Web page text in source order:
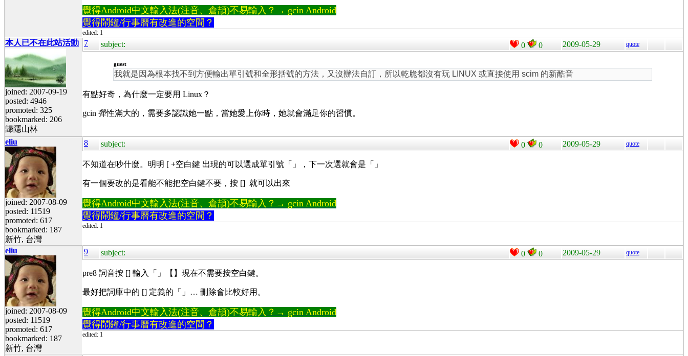
覺得Android中文輸入法(注音、倉頡)不易輸入？→ gcin Android
覺得鬧鐘/行事曆有改進的空間？
edited: 1
本人已不在此站活動
joined: 2007-09-19
posted: 4946
promoted: 325
bookmarked: 206
歸隱山林
7 subject: 0 0 2009-05-29 quote
guest
我就是因為根本找不到方便輸出單引號和全形括號的方法，又沒辦法自訂，所以乾脆都沒有玩 LINUX 或直接使用 scim 的新酷音
有點好奇，為什麼一定要用 Linux？
gcin 彈性滿大的，需要多認識她一點，當她愛上你時，她就會滿足你的習慣。
eliu
joined: 2007-08-09
posted: 11519
promoted: 617
bookmarked: 187
新竹, 台灣
8 subject: 0 0 2009-05-29 quote
不知道在吵什麼。明明 [ +空白鍵 出現的可以選成單引號「」，下一次選就會是「」
有一個要改的是看能不能把空白鍵不要，按 [] 就可以出來
覺得Android中文輸入法(注音、倉頡)不易輸入？→ gcin Android
覺得鬧鐘/行事曆有改進的空間？
edited: 1
eliu
joined: 2007-08-09
posted: 11519
promoted: 617
bookmarked: 187
新竹, 台灣
9 subject: 0 0 2009-05-29 quote
pre8 詞音按 [] 輸入「」【】現在不需要按空白鍵。
最好把詞庫中的 [] 定義的「」… 刪除會比較好用。
覺得Android中文輸入法(注音、倉頡)不易輸入？→ gcin Android
覺得鬧鐘/行事曆有改進的空間？
edited: 1